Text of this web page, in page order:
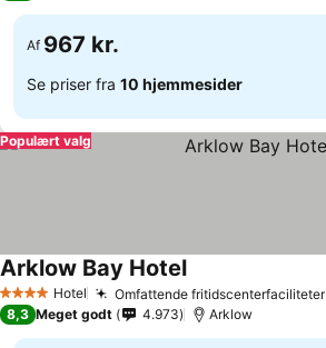
Af 967 kr.
Se priser fra 10 hjemmesider
Populært valg
4 StjernerHotel Omfattende fritidscenterfaciliteter
Arklow Bay Hotel
8,3 Meget godt 4.973 Arklow